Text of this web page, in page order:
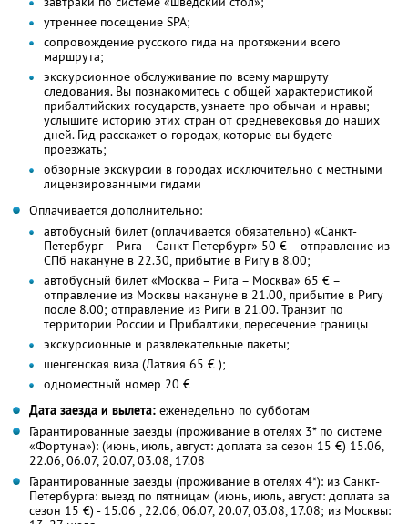
утреннее посещение SPA;
сопровождение русского гида на протяжении всего
маршрута;
экскурсионное обслуживание по всему маршруту
следования. Вы познакомитесь с общей характеристикой
прибалтийских государств, узнаете про обычаи и нравы;
услышите историю этих стран от средневековья до наших
дней. Гид расскажет о городах, которые вы будете
проезжать;
обзорные экскурсии в городах исключительно с местными
лицензированными гидами
Оплачивается дополнительно:
автобусный билет (оплачивается обязательно) «Санкт-
Петербург – Рига – Санкт-Петербург» 50 € – отправление из
СПб накануне в 22.30, прибытие в Ригу в 8.00;
автобусный билет «Москва – Рига – Москва» 65 € –
отправление из Москвы накануне в 21.00, прибытие в Ригу
после 8.00; отправление из Риги в 21.00. Транзит по
территории России и Прибалтики, пересечение границы
экскурсионные и развлекательные пакеты;
шенгенская виза (Латвия 65 € );
одноместный номер 20 €
Дата заезда и вылета: еженедельно по субботам
Гарантированные заезды (проживание в отелях 3* по системе
«Фортуна»): (июнь, июль, август: доплата за сезон 15 €) 15.06,
22.06, 06.07, 20.07, 03.08, 17.08
Гарантированные заезды (проживание в отелях 4*): из Санкт-
Петербурга: выезд по пятницам (июнь, июль, август: доплата за
сезон 15 €) - 15.06 , 22.06, 06.07, 20.07, 03.08, 17.08; из Москвы: